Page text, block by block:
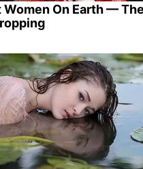
Women On Earth —